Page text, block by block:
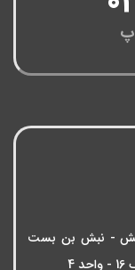
- نبش بن بست